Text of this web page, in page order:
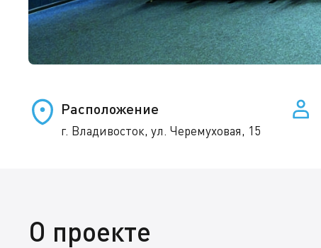
Расположение
г. Владивосток, ул. Черемуховая, 15
О проекте